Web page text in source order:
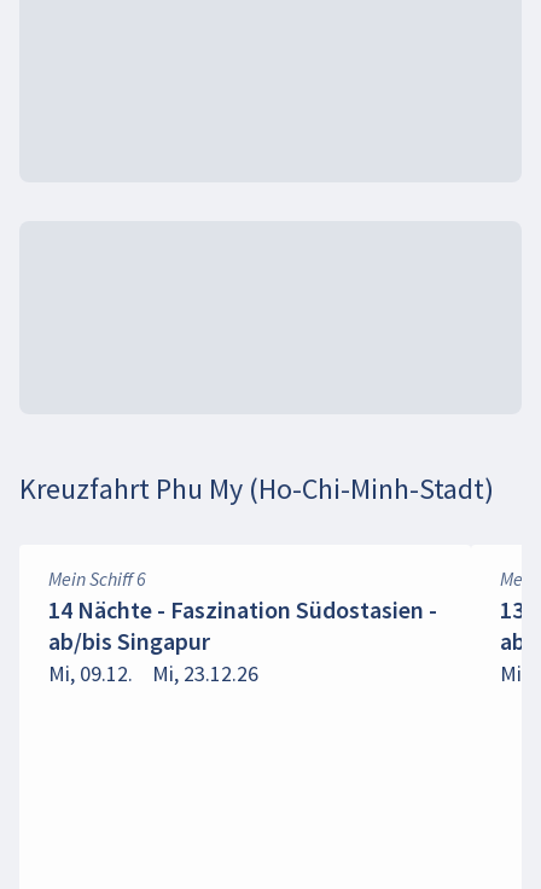
Kreuzfahrt Phu My (Ho-Chi-Minh-Stadt)
Mein Schiff 6
14 Nächte - Faszination Südostasien -
ab/bis Singapur
Mi, 09.12. Mi, 23.12.26
13
ab/
Mi,